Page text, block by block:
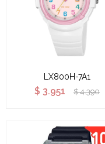
LX800H-7A1
$ 3.951 $ 4.390